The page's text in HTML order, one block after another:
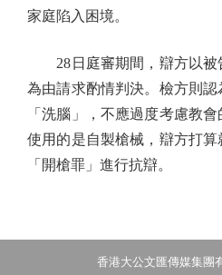
家庭陷入困境。
28日庭審期間，辯方以被
為由請求酌情判決。檢方則
「洗腦」，不應過度考慮教
使用的是自製槍械，辯方打
「開槍罪」進行抗辯。
香港大公文匯傳媒集團